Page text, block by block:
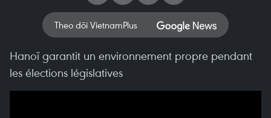
Theo dõi VietnamPlus
Hanoï garantit un environnement propre pendant
les élections législatives